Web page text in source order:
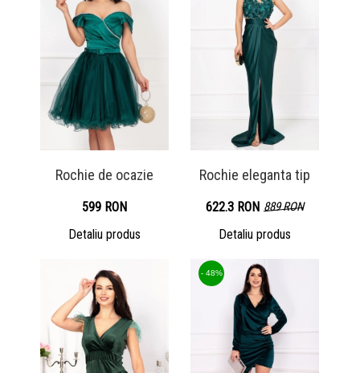
Rochie de ocazie
599 RON
Detaliu produs
Rochie eleganta tip
622.3 RON 889 RON
Detaliu produs
- 48%